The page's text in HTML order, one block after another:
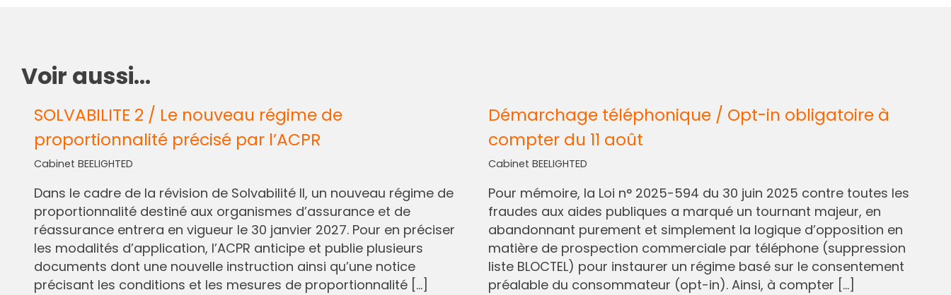
Voir aussi...
SOLVABILITE 2 / Le nouveau régime de
proportionnalité précisé par l’ACPR
Cabinet BEELIGHTED
Dans le cadre de la révision de Solvabilité II, un nouveau régime de
proportionnalité destiné aux organismes d’assurance et de
réassurance entrera en vigueur le 30 janvier 2027. Pour en préciser
les modalités d’application, l’ACPR anticipe et publie plusieurs
documents dont une nouvelle instruction ainsi qu’une notice
précisant les conditions et les mesures de proportionnalité […]
Démarchage téléphonique / Opt-in obligatoire à
compter du 11 août
Cabinet BEELIGHTED
Pour mémoire, la Loi n° 2025-594 du 30 juin 2025 contre toutes les
fraudes aux aides publiques a marqué un tournant majeur, en
abandonnant purement et simplement la logique d’opposition en
matière de prospection commerciale par téléphone (suppression
liste BLOCTEL) pour instaurer un régime basé sur le consentement
préalable du consommateur (opt-in). Ainsi, à compter […]